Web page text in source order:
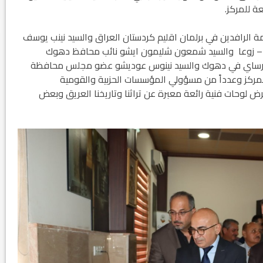
للمركز.
في برلمان اقليم كردستان العراق والسيد نينب يوسف
– زوعا والسيد شمعون شليمون ايشو نائب محافظ دهوك
نرساي في دهوك والسيد نينوس عوديشو عضو مجلس محافظة
وعدداً من مسؤولي المؤسسات الحزبية والقومية
فنية رائعة معبرة عن تراثنا وتاريخنا العريق وبعض